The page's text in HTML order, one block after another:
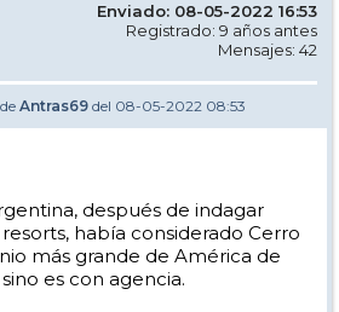
Enviado: 08-05-2022 16:53
Registrado: 9 años antes
Mensajes: 42
Antras69 del 08-05-2022 08:53
después de indagar
había considerado Cerro
más grande de América de
es con agencia.